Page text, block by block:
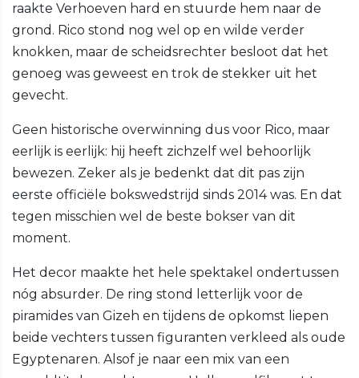
raakte Verhoeven hard en stuurde hem naar de
grond. Rico stond nog wel op en wilde verder
knokken, maar de scheidsrechter besloot dat het
genoeg was geweest en trok de stekker uit het
gevecht.
Geen historische overwinning dus voor Rico, maar
eerlijk is eerlijk: hij heeft zichzelf wel behoorlijk
bewezen. Zeker als je bedenkt dat dit pas zijn
eerste officiële bokswedstrijd sinds 2014 was. En dat
tegen misschien wel de beste bokser van dit
moment.
Het decor maakte het hele spektakel ondertussen
nóg absurder. De ring stond letterlijk voor de
piramides van Gizeh en tijdens de opkomst liepen
beide vechters tussen figuranten verkleed als oude
Egyptenaren. Alsof je naar een mix van een